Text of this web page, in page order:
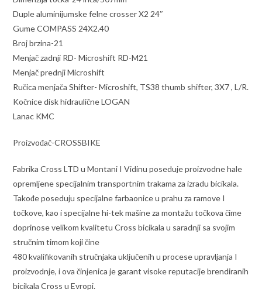
Duple aluminijumske felne crosser X2 24″
Gume COMPASS 24X2.40
Broj brzina-21
Menjač zadnji RD- Microshift RD-M21
Menjač prednji Microshift
Ručica menjača Shifter- Microshift, TS38 thumb shifter, 3X7 , L/R.
Kočnice disk hidraulične LOGAN
Lanac KMC
Proizvođač-CROSSBIKE
Fabrika Cross LTD u Montani I Vidinu poseduje proizvodne hale
opremljene specijalnim transportnim trakama za izradu bicikala.
Takođe poseduju specijalne farbaonice u prahu za ramove I
točkove, kao i specijalne hi-tek mašine za montažu točkova čime
doprinose velikom kvalitetu Cross bicikala u saradnji sa svojim
stručnim timom koji čine
480 kvalifikovanih stručnjaka uključenih u procese upravljanja I
proizvodnje, i ova činjenica je garant visoke reputacije brendiranih
bicikala Cross u Evropi.